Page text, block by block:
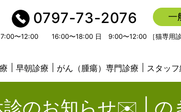
0797-73-2076 一
7:00〜12:00 16:00〜18:00 日 9:00〜12:00 ［猫専用診
早朝診療 がん（腫瘍）専門診療 スタッ
診のお知らせ✉️ | の